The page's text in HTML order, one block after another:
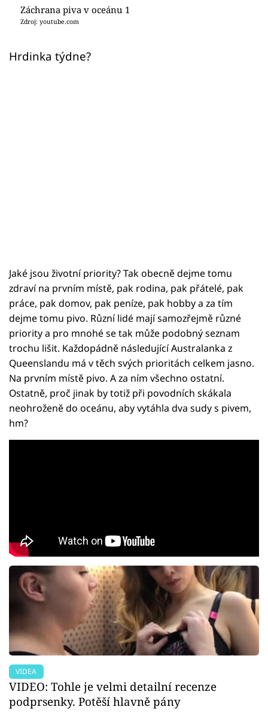
Přihlášení
Sledujte nás
Záchrana piva v oceánu 1
Zdroj: youtube.com
Hrdinka týdne?
Jaké jsou životní priority? Tak obecně dejme tomu
zdraví na prvním místě, pak rodina, pak přátelé, pak
práce, pak domov, pak peníze, pak hobby a za tím
dejme tomu pivo. Různí lidé mají samozřejmě různé
priority a pro mnohé se tak může podobný seznam
trochu lišit. Každopádně následující Australanka z
Queenslandu má v těch svých prioritách celkem jasno.
Na prvním místě pivo. A za ním všechno ostatní.
Ostatně, proč jinak by totiž při povodních skákala
neohroženě do oceánu, aby vytáhla dva sudy s pivem,
hm?
VIDEA
VIDEO: Tohle je velmi detailní recenze
podprsenky. Potěší hlavně pány